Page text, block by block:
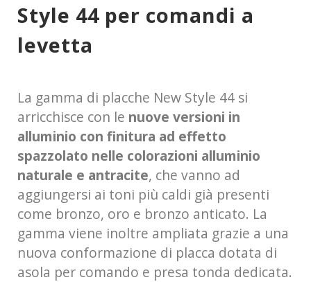
Style 44 per comandi a
levetta
La gamma di placche New Style 44 si
arricchisce con le nuove versioni in
alluminio con finitura ad effetto
spazzolato nelle colorazioni alluminio
naturale e antracite, che vanno ad
aggiungersi ai toni più caldi già presenti
come bronzo, oro e bronzo anticato. La
gamma viene inoltre ampliata grazie a una
nuova conformazione di placca dotata di
asola per comando e presa tonda dedicata.